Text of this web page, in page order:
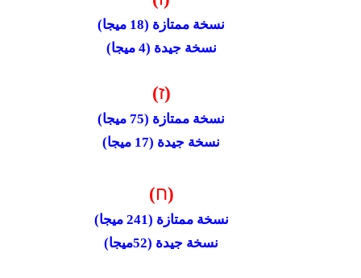
نسخة ممتازة (18 ميجا)
نسخة جيدة (4 ميجا)
(ז)
نسخة ممتازة (75 ميجا)
نسخة جيدة (17 ميجا)
(ח)
نسخة ممتازة (241 ميجا)
نسخة جيدة (52ميجا)